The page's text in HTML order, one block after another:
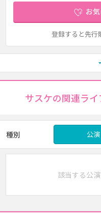
お
登録すると先行
サスケの関連ラ
種別 公演
該当する公